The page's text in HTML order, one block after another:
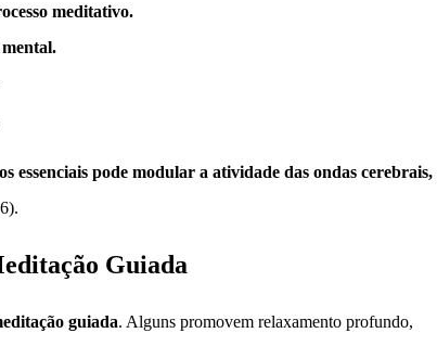
meditativo.
essenciais pode modular a atividade das ondas cerebrais,
Guiada
guiada. Alguns promovem relaxamento profundo,